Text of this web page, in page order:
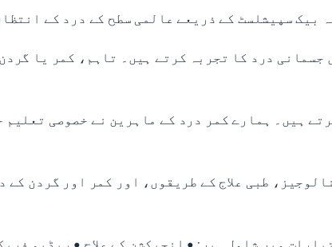
بیک سپیشلسٹ کے ذریعے عالمی سطح کے درد کے
درد کا تجربہ کرتے ہیں۔ تاہم، کمر یا
ہیں۔ ہمارے کمر درد کے ماہرین نے خصوصی
طبی علاج کے طریقوں، اور کمر اور گردن